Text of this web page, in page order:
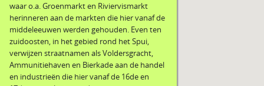
waar o.a. Groenmarkt en Riviervismarkt
herinneren aan de markten die hier vanaf de
middeleeuwen werden gehouden. Even ten
zuidoosten, in het gebied rond het Spui,
verwijzen straatnamen als Voldersgracht,
Ammunitiehaven en Bierkade aan de handel
en industrieën die hier vanaf de 16de en